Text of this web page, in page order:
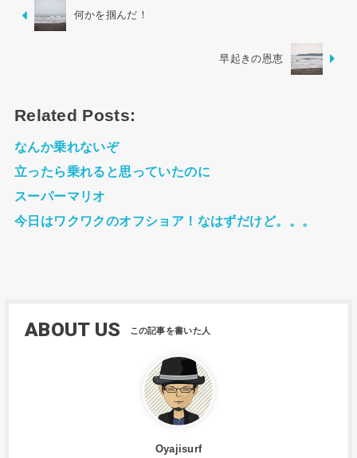
何かを掴んだ！
早起きの恩恵
Related Posts:
なんか乗れないぞ
立ったら乗れると思っていたのに
スーパーマリオ
今日はワクワクのオフショア！なはずだけど。。。
ABOUT US
Oyajisurf